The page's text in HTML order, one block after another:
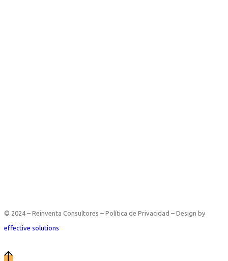
© 2024 – Reinventa Consultores – Política de Privacidad – Design by
effective solutions